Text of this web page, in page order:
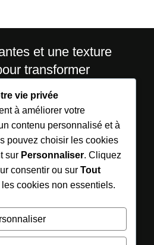
et une texture
transformer
votre peau.
vie privée
à améliorer votre
contenu personnalisé et à
pouvez choisir les cookies
sur Personnaliser. Cliquez
consentir ou sur Tout
cookies non essentiels.